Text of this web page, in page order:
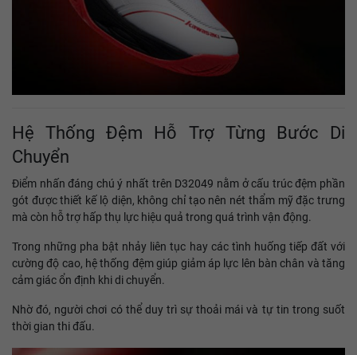
Hệ Thống Đệm Hỗ Trợ Từng Bước Di
Chuyển
Điểm nhấn đáng chú ý nhất trên D32049 nằm ở cấu trúc đệm phần
gót được thiết kế lộ diện, không chỉ tạo nên nét thẩm mỹ đặc trưng
mà còn hỗ trợ hấp thụ lực hiệu quả trong quá trình vận động.
Trong những pha bật nhảy liên tục hay các tình huống tiếp đất với
cường độ cao, hệ thống đệm giúp giảm áp lực lên bàn chân và tăng
cảm giác ổn định khi di chuyển.
Nhờ đó, người chơi có thể duy trì sự thoải mái và tự tin trong suốt
thời gian thi đấu.